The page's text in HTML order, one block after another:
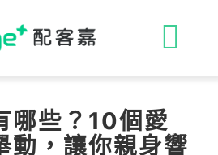
合
哪些？10個愛
動，讓你親身響